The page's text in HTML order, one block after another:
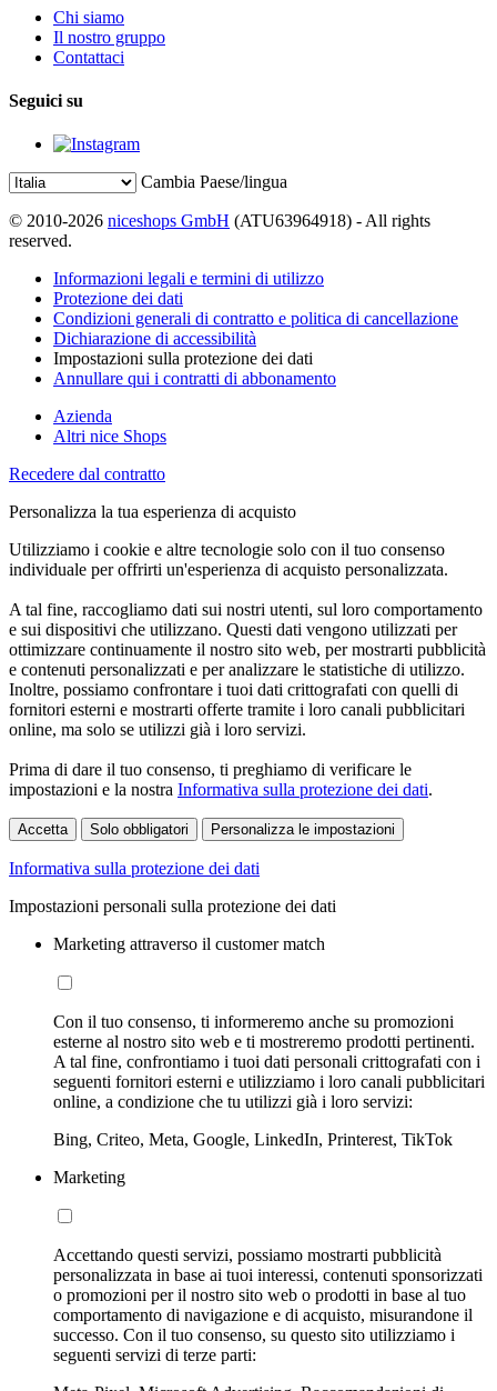
Chi siamo
Il nostro gruppo
Contattaci
Seguici su
Cambia Paese/lingua
© 2010-2026 niceshops GmbH (ATU63964918) - All rights
reserved.
Informazioni legali e termini di utilizzo
Protezione dei dati
Condizioni generali di contratto e politica di cancellazione
Dichiarazione di accessibilità
Impostazioni sulla protezione dei dati
Annullare qui i contratti di abbonamento
Azienda
Altri nice Shops
Recedere dal contratto
Personalizza la tua esperienza di acquisto
Utilizziamo i cookie e altre tecnologie solo con il tuo consenso
individuale per offrirti un'esperienza di acquisto personalizzata.
A tal fine, raccogliamo dati sui nostri utenti, sul loro comportamento
e sui dispositivi che utilizzano. Questi dati vengono utilizzati per
ottimizzare continuamente il nostro sito web, per mostrarti pubblicità
e contenuti personalizzati e per analizzare le statistiche di utilizzo.
Inoltre, possiamo confrontare i tuoi dati crittografati con quelli di
fornitori esterni e mostrarti offerte tramite i loro canali pubblicitari
online, ma solo se utilizzi già i loro servizi.
Prima di dare il tuo consenso, ti preghiamo di verificare le
impostazioni e la nostra Informativa sulla protezione dei dati.
Accetta Solo obbligatori Personalizza le impostazioni
Informativa sulla protezione dei dati
Impostazioni personali sulla protezione dei dati
Marketing attraverso il customer match
Con il tuo consenso, ti informeremo anche su promozioni
esterne al nostro sito web e ti mostreremo prodotti pertinenti.
A tal fine, confrontiamo i tuoi dati personali crittografati con i
seguenti fornitori esterni e utilizziamo i loro canali pubblicitari
online, a condizione che tu utilizzi già i loro servizi:
Bing, Criteo, Meta, Google, LinkedIn, Printerest, TikTok
Marketing
Accettando questi servizi, possiamo mostrarti pubblicità
personalizzata in base ai tuoi interessi, contenuti sponsorizzati
o promozioni per il nostro sito web o prodotti in base al tuo
comportamento di navigazione e di acquisto, misurandone il
successo. Con il tuo consenso, su questo sito utilizziamo i
seguenti servizi di terze parti: